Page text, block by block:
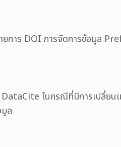
การ DOI การจัดการข้อมูล
ในกรณีที่มีการเปลี่ย
ล